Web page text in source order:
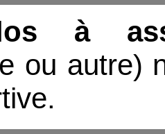
à
ou autre)